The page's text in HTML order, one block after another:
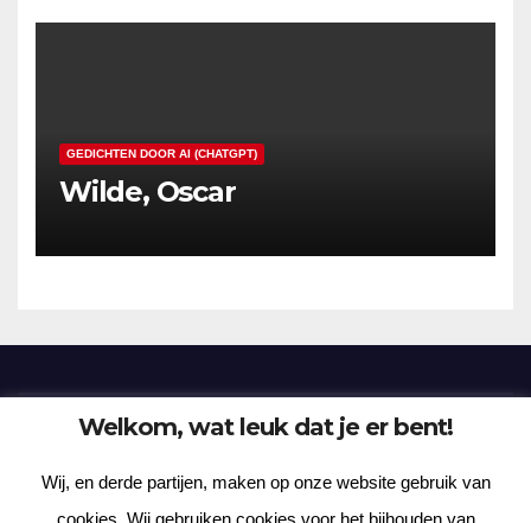
GEDICHTEN DOOR AI (CHATGPT)
Wilde, Oscar
Frenzy Plantation
Korte verhalen, kortere gedichten, lange gedachten
Welkom, wat leuk dat je er bent!
Wij, en derde partijen, maken op onze website gebruik van
cookies. Wij gebruiken cookies voor het bijhouden van